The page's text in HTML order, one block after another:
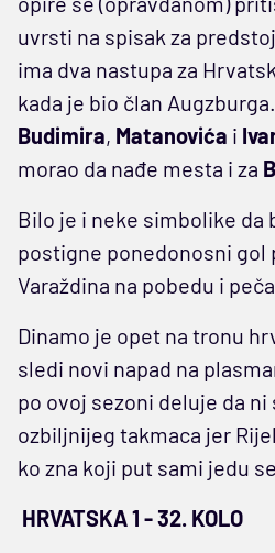
uvrsti na spisak za
ima dva nastupa za
kada je bio član
Budimira, Matanovića i
morao da nađe mesta i za
Bilo je i neke simbolike da
postigne ponedonosni gol
Varaždina na pobedu i
Dinamo je opet na tronu
sledi novi napad na
po ovoj sezoni deluje da
ozbiljnijeg takmaca jer
ko zna koji put sami jedu
HRVATSKA 1 - 32. KOLO